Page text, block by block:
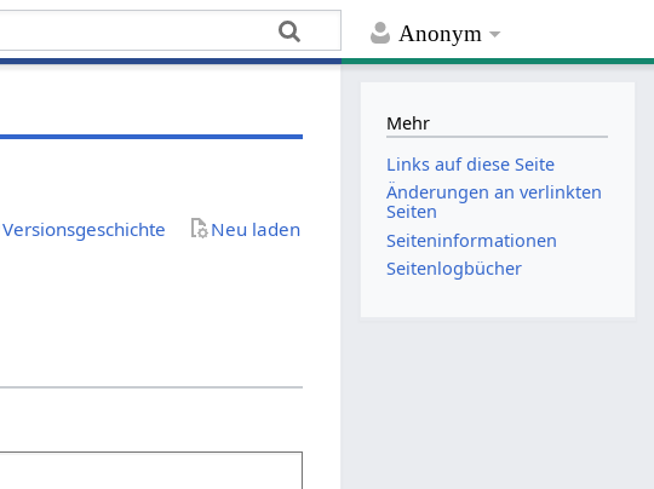
Anonym
Versionsgeschichte Neu laden
Mehr
Links auf diese Seite
Änderungen an verlinkten
Seiten
Seiten­­informationen
Seitenlogbücher